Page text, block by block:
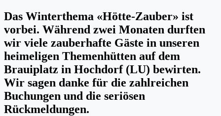
Das Winterthema «Hötte-Zauber» ist
vorbei. Während zwei Monaten durften
wir viele zauberhafte Gäste in unseren
heimeligen Themenhütten auf dem
Brauiplatz in Hochdorf (LU) bewirten.
Wir sagen danke für die zahlreichen
Buchungen und die seriösen
Rückmeldungen.